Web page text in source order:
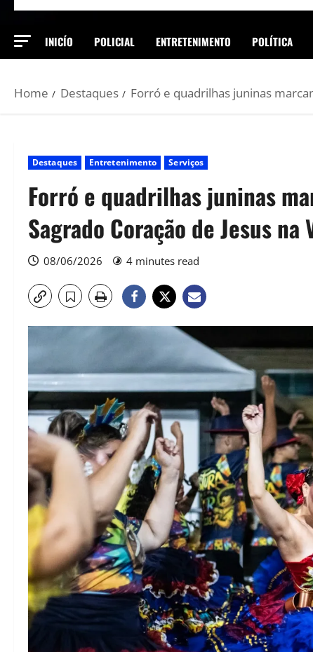
INICÍO POLICIAL ENTRETENIMENTO POLÍTICA
Home Destaques Forró e quadrilhas juninas
Destaques Entretenimento Serviços
Forró e quadrilhas juninas
Sagrado Coração de Jesus na
08/06/2026 4 minutes read